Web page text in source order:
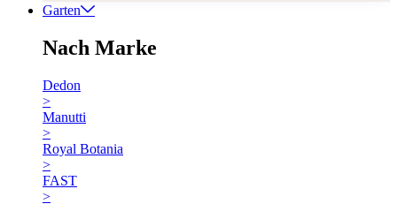
Garten
Nach Marke
Dedon
>
Manutti
>
Royal Botania
>
FAST
>